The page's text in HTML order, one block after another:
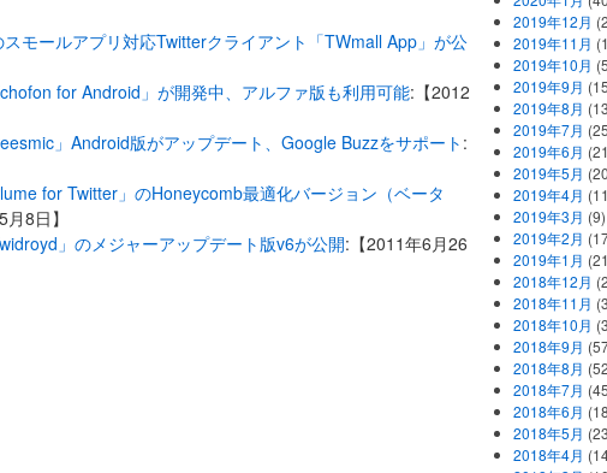
モールアプリ対応Twitterクライアント「TWmall App」が公
for Android」が開発中、アルファ版も利用可能:【2012
」Android版がアップデート、Google Buzzをサポート :
for Twitter」のHoneycomb最適化バージョン（ベータ
8日】
」のメジャーアップデート版v6が公開:【2011年6月26
2019年12月
2019年11月
2019年10月
2019年9月
2019年8月
2019年7月
2019年6月
2019年5月
2019年4月
2019年3月 (9)
2019年2月
2019年1月
2018年12月
2018年11月
2018年10月
2018年9月
2018年8月
2018年7月
2018年6月
2018年5月
2018年4月